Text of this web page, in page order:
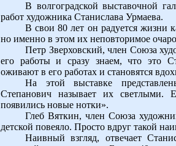
В волгоградской выставочной
работ художника Станислава Урмаева.
В свои 80 лет он радуется жизни
но именно в этом их неповторимое
Петр Зверховский, член Союза
его работы и сразу знаем, что это
оживают в его работах и становятся
На этой выставке
Степанович называет их светлыми.
появились новые нотки».
Глеб Вяткин, член Союза
детской повеяло. Просто вдруг такой
Наивный взгляд, отвечает